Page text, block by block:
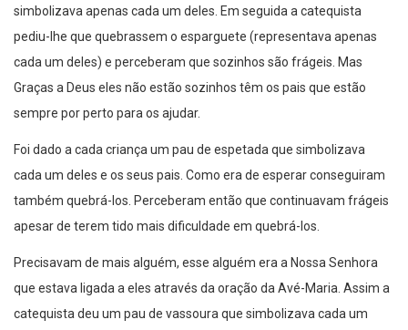
simbolizava apenas cada um deles. Em seguida a catequista
pediu-lhe que quebrassem o esparguete (representava apenas
cada um deles) e perceberam que sozinhos são frágeis. Mas
Graças a Deus eles não estão sozinhos têm os pais que estão
sempre por perto para os ajudar.
Foi dado a cada criança um pau de espetada que simbolizava
cada um deles e os seus pais. Como era de esperar conseguiram
também quebrá-los. Perceberam então que continuavam frágeis
apesar de terem tido mais dificuldade em quebrá-los.
Precisavam de mais alguém, esse alguém era a Nossa Senhora
que estava ligada a eles através da oração da Avé-Maria. Assim a
catequista deu um pau de vassoura que simbolizava cada um